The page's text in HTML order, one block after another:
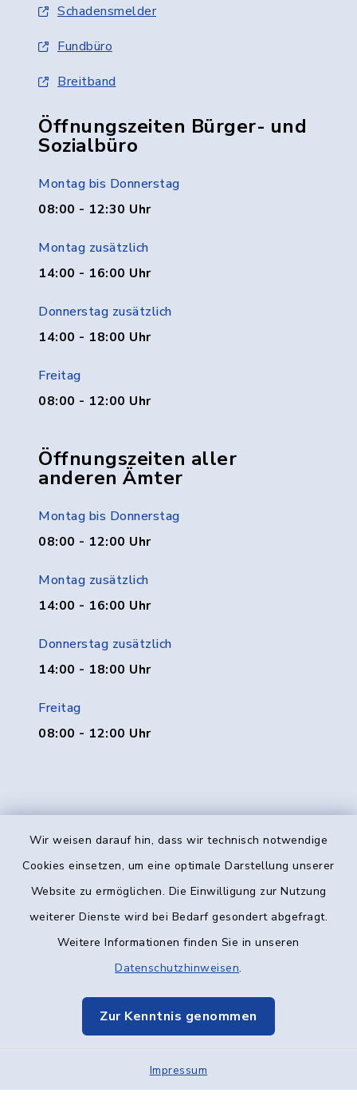
Wir weisen darauf hin, dass wir technisch notwendige
Cookies einsetzen, um eine optimale Darstellung unserer
Website zu ermöglichen. Die Einwilligung zur Nutzung
weiterer Dienste wird bei Bedarf gesondert abgefragt.
Weitere Informationen finden Sie in unseren
Datenschutzhinweisen.
Zur Kenntnis genommen
Impressum
Schadensmelder
Fundbüro
Breitband
Öffnungszeiten Bürger- und
Sozialbüro
Montag bis Donnerstag
08:00 - 12:30 Uhr
Montag zusätzlich
14:00 - 16:00 Uhr
Donnerstag zusätzlich
14:00 - 18:00 Uhr
Freitag
08:00 - 12:00 Uhr
Öffnungszeiten aller
anderen Ämter
Montag bis Donnerstag
08:00 - 12:00 Uhr
Montag zusätzlich
14:00 - 16:00 Uhr
Donnerstag zusätzlich
14:00 - 18:00 Uhr
Freitag
08:00 - 12:00 Uhr
Kontakt
Datenschutz
Elektronische Kommunikation
Sitemap